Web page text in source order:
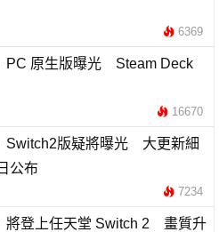
6369
PC 原生版曝光 Steam Deck
16670
Switch2版疑將曝光 大更新細
公布
7234
將登上任天堂 Switch 2 畫質升